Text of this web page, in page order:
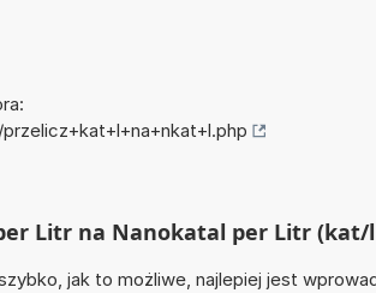
Litr na Nanokatal per Litr
jak to możliwe, najlepiej jest